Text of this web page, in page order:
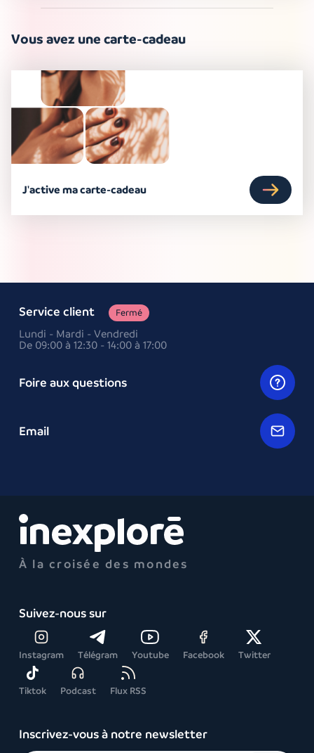
Vous avez une carte-cadeau
J'active ma carte-cadeau
À la croisée des mondes
Suivez-nous sur
Instagram Télégram Youtube Facebook Twitter
Tiktok Podcast Flux RSS
Inscrivez-vous à notre newsletter
Service client Fermé
Lundi - Mardi - Vendredi
De 09:00 à 12:30 - 14:00 à 17:00
Foire aux questions
Email